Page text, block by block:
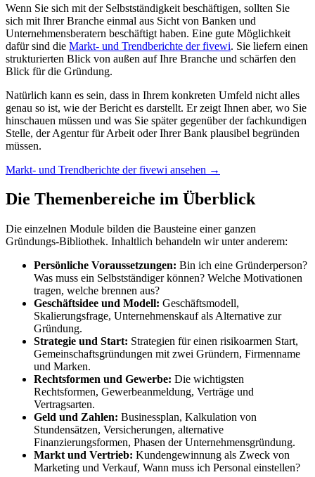
Wenn Sie sich mit der Selbstständigkeit beschäftigen, sollten Sie
sich mit Ihrer Branche einmal aus Sicht von Banken und
Unternehmensberatern beschäftigt haben. Eine gute Möglichkeit
dafür sind die Markt- und Trendberichte der fivewi. Sie liefern einen
strukturierten Blick von außen auf Ihre Branche und schärfen den
Blick für die Gründung.
Natürlich kann es sein, dass in Ihrem konkreten Umfeld nicht alles
genau so ist, wie der Bericht es darstellt. Er zeigt Ihnen aber, wo Sie
hinschauen müssen und was Sie später gegenüber der fachkundigen
Stelle, der Agentur für Arbeit oder Ihrer Bank plausibel begründen
müssen.
Markt- und Trendberichte der fivewi ansehen →
Die Themenbereiche im Überblick
Die einzelnen Module bilden die Bausteine einer ganzen
Gründungs-Bibliothek. Inhaltlich behandeln wir unter anderem:
Persönliche Voraussetzungen: Bin ich eine Gründerperson?
Was muss ein Selbstständiger können? Welche Motivationen
tragen, welche brennen aus?
Geschäftsidee und Modell: Geschäftsmodell,
Skalierungsfrage, Unternehmenskauf als Alternative zur
Gründung.
Strategie und Start: Strategien für einen risikoarmen Start,
Gemeinschaftsgründungen mit zwei Gründern, Firmenname
und Marken.
Rechtsformen und Gewerbe: Die wichtigsten
Rechtsformen, Gewerbeanmeldung, Verträge und
Vertragsarten.
Geld und Zahlen: Businessplan, Kalkulation von
Stundensätzen, Versicherungen, alternative
Finanzierungsformen, Phasen der Unternehmensgründung.
Markt und Vertrieb: Kundengewinnung als Zweck von
Marketing und Verkauf, Wann muss ich Personal einstellen?